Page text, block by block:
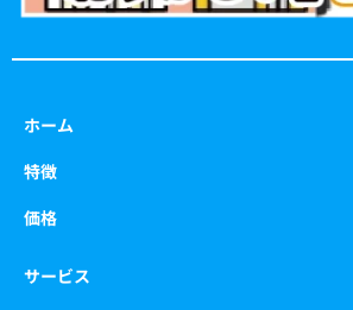
ホーム
特徴
価格
サービス